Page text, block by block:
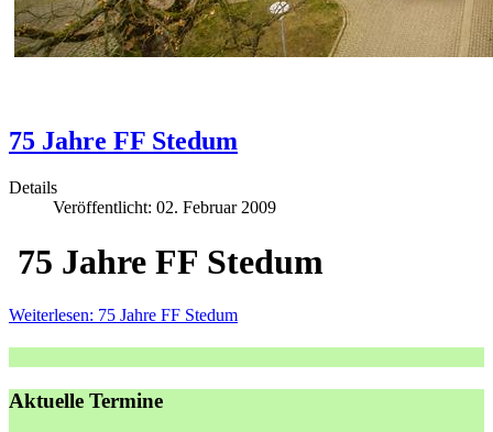
75 Jahre FF Stedum
Details
Veröffentlicht: 02. Februar 2009
75 Jahre FF Stedum
Weiterlesen: 75 Jahre FF Stedum
Aktuelle Termine